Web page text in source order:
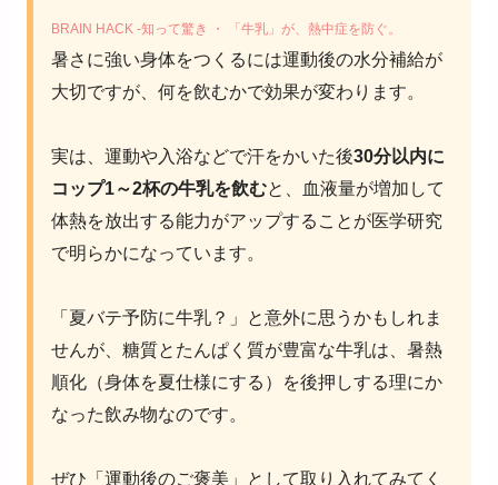
BRAIN HACK -知って驚き ・ 「牛乳」が、熱中症を防ぐ。
暑さに強い身体をつくるには運動後の水分補給が
大切ですが、何を飲むかで効果が変わります。
実は、運動や入浴などで汗をかいた後30分以内に
コップ1～2杯の牛乳を飲むと、血液量が増加して
体熱を放出する能力がアップすることが医学研究
で明らかになっています。
「夏バテ予防に牛乳？」と意外に思うかもしれま
せんが、糖質とたんぱく質が豊富な牛乳は、暑熱
順化（身体を夏仕様にする）を後押しする理にか
なった飲み物なのです。
ぜひ「運動後のご褒美」として取り入れてみてく